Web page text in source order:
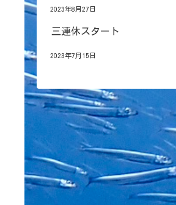
2023年8月27日
三連休スタート
2023年7月15日